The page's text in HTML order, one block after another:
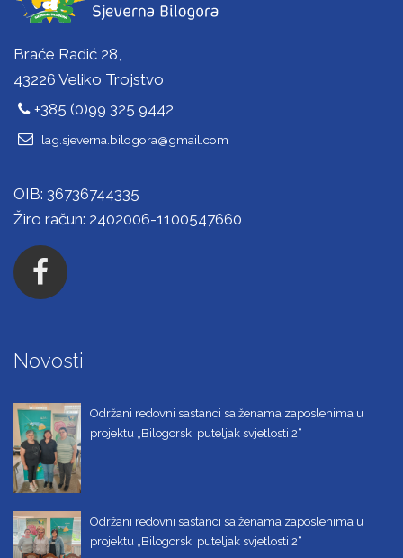
Braće Radić 28,
43226 Veliko Trojstvo
+385 (0)99 325 9442
lag.sjeverna.bilogora@gmail.com
OIB: 36736744335
Žiro račun: 2402006-1100547660
Novosti
Održani redovni sastanci sa ženama zaposlenima u
projektu „Bilogorski puteljak svjetlosti 2“
Održani redovni sastanci sa ženama zaposlenima u
projektu „Bilogorski puteljak svjetlosti 2“